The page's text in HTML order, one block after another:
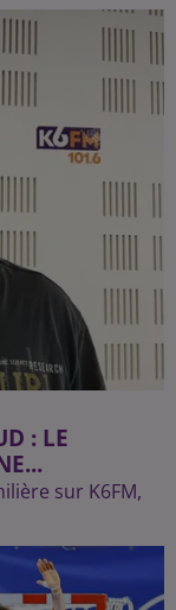
: LE
sur K6FM,